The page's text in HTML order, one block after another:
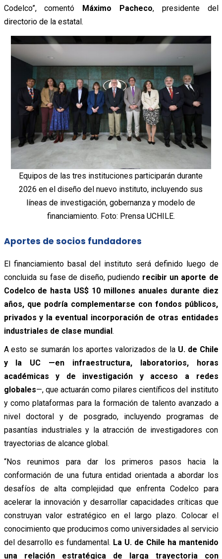
Codelco”, comentó Máximo Pacheco, presidente del
directorio de la estatal.
Equipos de las tres instituciones participarán durante
2026 en el diseño del nuevo instituto, incluyendo sus
líneas de investigación, gobernanza y modelo de
financiamiento. Foto: Prensa UCHILE.
Aportes de socios fundadores
El financiamiento basal del instituto será definido luego de
concluida su fase de diseño, pudiendo recibir un aporte de
Codelco de hasta US$ 10 millones anuales durante diez
años, que podría complementarse con fondos públicos,
privados y la eventual incorporación de otras entidades
industriales de clase mundial .
A esto se sumarán los aportes valorizados de la U. de Chile
y la UC —en infraestructura, laboratorios, horas
académicas y de investigación y acceso a redes
globales—, que actuarán como pilares científicos del instituto
y como plataformas para la formación de talento avanzado a
nivel doctoral y de posgrado, incluyendo programas de
pasantías industriales y la atracción de investigadores con
trayectorias de alcance global.
“Nos reunimos para dar los primeros pasos hacia la
conformación de una futura entidad orientada a abordar los
desafíos de alta complejidad que enfrenta Codelco para
acelerar la innovación y desarrollar capacidades críticas que
construyan valor estratégico en el largo plazo. Colocar el
conocimiento que producimos como universidades al servicio
del desarrollo es fundamental. La U. de Chile ha mantenido
una relación estratégica de larga trayectoria con